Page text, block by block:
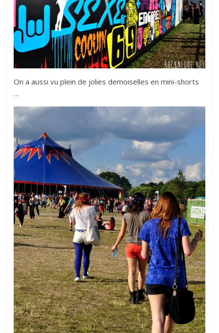
On a aussi vu plein de jolies demoiselles en mini-shorts
…